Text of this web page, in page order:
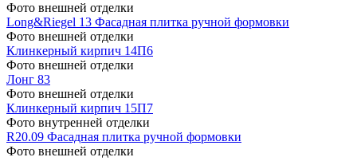
Фото внешней отделки
Long&Riegel 13 Фасадная плитка ручной формовки
Фото внешней отделки
Клинкерный кирпич 14П6
Фото внешней отделки
Лонг 83
Фото внешней отделки
Клинкерный кирпич 15П7
Фото внутренней отделки
R20.09 Фасадная плитка ручной формовки
Фото внешней отделки